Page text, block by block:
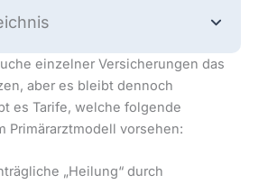
einzelner Versicherungen das
aber es bleibt dennoch
es Tarife, welche folgende
Primärarztmodell vorsehen:
„Heilung“ durch